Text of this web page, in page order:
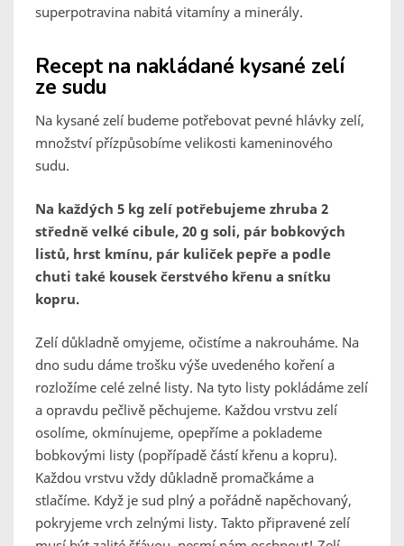
superpotravina nabitá vitamíny a minerály.
Recept na nakládané kysané zelí
ze sudu
Na kysané zelí budeme potřebovat pevné hlávky zelí,
množství přízpůsobíme velikosti kameninového
sudu.
Na každých 5 kg zelí potřebujeme zhruba 2
středně velké cibule, 20 g soli, pár bobkových
listů, hrst kmínu, pár kuliček pepře a podle
chuti také kousek čerstvého křenu a snítku
kopru.
Zelí důkladně omyjeme, očistíme a nakrouháme. Na
dno sudu dáme trošku výše uvedeného koření a
rozložíme celé zelné listy. Na tyto listy pokládáme zelí
a opravdu pečlivě pěchujeme. Každou vrstvu zelí
osolíme, okmínujeme, opepříme a poklademe
bobkovými listy (popřípadě částí křenu a kopru).
Každou vrstvu vždy důkladně promačkáme a
stlačíme. Když je sud plný a pořádně napěchovaný,
pokryjeme vrch zelnými listy. Takto připravené zelí